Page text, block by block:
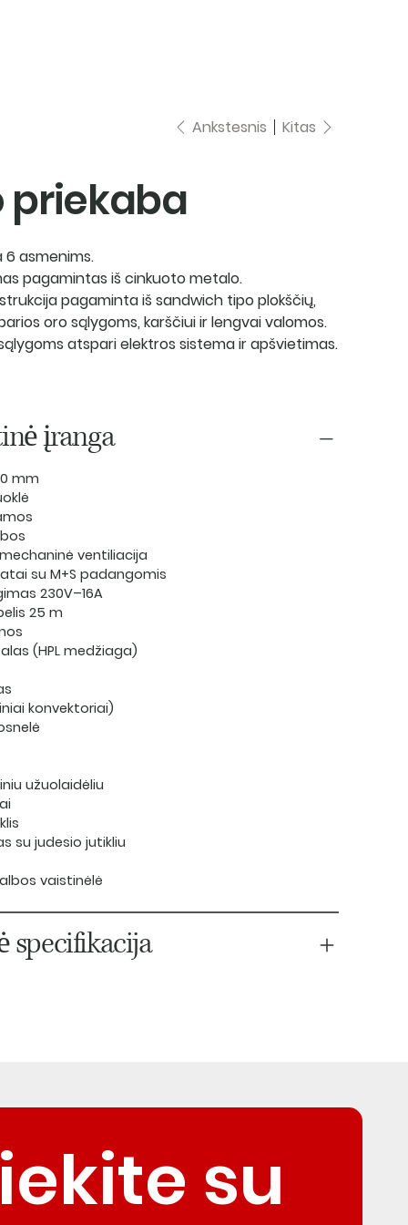
Ankstesnis Kitas
priekaba
6 asmenims.
pagamintas iš cinkuoto metalo.
pagaminta iš sandwich tipo plokščių,
oro sąlygoms, karščiui ir lengvai valomos.
atspari elektros sistema ir apšvietimas.
įranga
mm
ventiliacija
su M+S padangomis
230V–16A
25 m
(HPL medžiaga)
konvektoriai)
užuolaidėliu
su judesio jutikliu
vaistinėlė
specifikacija
su